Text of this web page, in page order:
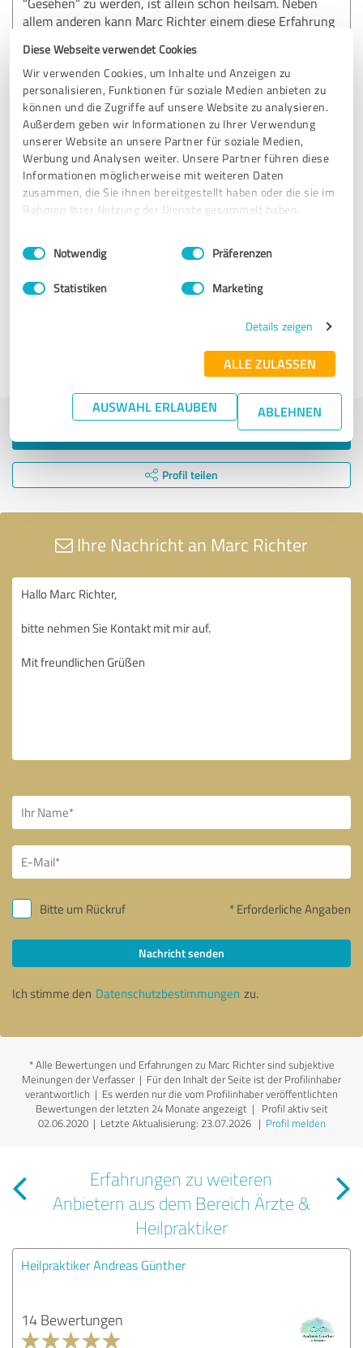
Diese Webseite verwendet Cookies
Wir verwenden Cookies, um Inhalte und Anzeigen zu
personalisieren, Funktionen für soziale Medien anbieten zu
können und die Zugriffe auf unsere Website zu analysieren.
Außerdem geben wir Informationen zu Ihrer Verwendung
unserer Website an unsere Partner für soziale Medien,
Werbung und Analysen weiter. Unsere Partner führen diese
Informationen möglicherweise mit weiteren Daten
zusammen, die Sie ihnen bereitgestellt haben oder die sie im
Rahmen Ihrer Nutzung der Dienste gesammelt haben.
Impressum Datenschutzbestimmungen
Einwilligungsauswahl
Notwendig Präferenzen
Statistiken Marketing
Details zeigen
ALLE ZULASSEN
AUSWAHL ERLAUBEN ABLEHNEN
allem anderen kann Marc Richter einem diese Erfahrung
Erfahrungsbericht & Bewertung zu:
Marc Richter - Bewertung
14.03.2023 Anonym
4,80 von 5
SEHR GUT Empfehlung
Profil teilen
Ihre Nachricht an Marc Richter
Bitte um Rückruf * Erforderliche Angaben
Nachricht senden
Ich stimme den Datenschutzbestimmungen zu.
*Alle Bewertungen und Erfahrungen zu Marc Richter sind subjektive
Meinungen der Verfasser | Für den Inhalt der Seite ist der Profilinhaber
verantwortlich | Es werden nur die vom Profilinhaber veröffentlichten
Bewertungen der letzten 24 Monate angezeigt | Profil aktiv seit
02.06.2020 | Letzte Aktualisierung: 23.07.2026| Profil melden
Erfahrungen zu weiteren
Anbietern aus dem Bereich Ärzte &
Heilpraktiker
Heilpraktiker Andreas Günther
14 Bewertungen